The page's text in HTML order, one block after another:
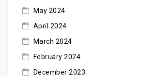
May 2024
April 2024
March 2024
February 2024
December 2023